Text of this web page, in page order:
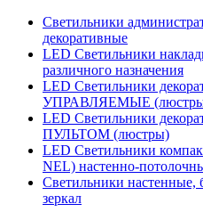
Светильники
декоративные
LED Cветильники
различного назначения
LED Светильники
УПРАВЛЯЕМЫЕ
LED Светильники
ПУЛЬТОМ (люстры)
LED Светильники
NEL) настенно-
Светильники настенные,
зеркал